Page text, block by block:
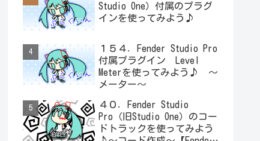
Studio One）付属のプラグ
インを使ってみよう♪
１５４．Fender Studio Pro
付属プラグイン Level
Meterを使ってみよう♪ ～
メーター～
４０．Fender Studio
Pro（旧Studio One）のコー
ドトラックを使ってみよう